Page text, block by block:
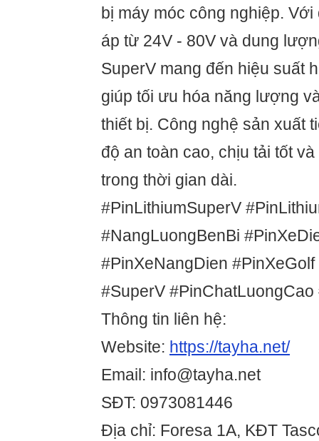
bị máy móc công nghiệp.
áp từ 24V - 80V và dung
SuperV mang đến hiệu suất
giúp tối ưu hóa năng lượng
thiết bị. Công nghệ sản xuất
độ an toàn cao, chịu tải tốt
trong thời gian dài.
#PinLithiumSuperV
#NangLuongBenBi
#PinXeNangDien
#SuperV
Thông tin liên hệ:
Website: https://tayha.net/
Email: info@tayha.net
SĐT: 0973081446
Địa chỉ: Foresa 1A, KĐT